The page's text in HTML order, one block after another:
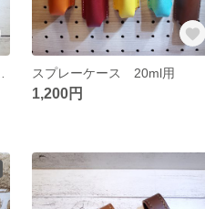
スプレーケース 20ml用
1,200円